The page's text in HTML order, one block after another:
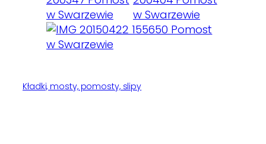
Kładki, mosty, pomosty, slipy